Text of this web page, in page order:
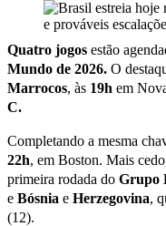
Quatro jogos estão
Mundo de 2026. O
Marrocos, às 19h em
C.
Completando a mesma
22h, em Boston. Mais
primeira rodada do Grupo
e Bósnia e Herzegovina,
(12).